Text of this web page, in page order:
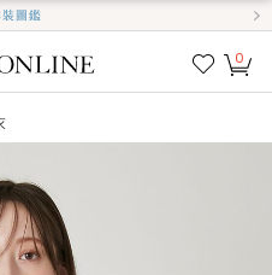
圖鑑
我的
0